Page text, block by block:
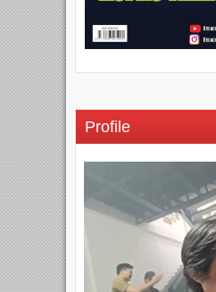
Profile